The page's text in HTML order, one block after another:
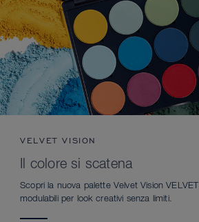
VELVET VISION
Il colore si scatena
Scopri la nuova palette Velvet Vision
modulabili per look creativi senza limiti.